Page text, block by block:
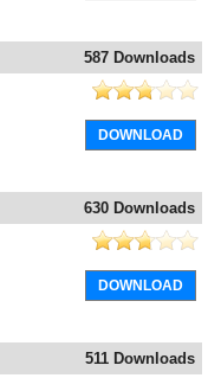
587 Downloads
DOWNLOAD
630 Downloads
DOWNLOAD
511 Downloads